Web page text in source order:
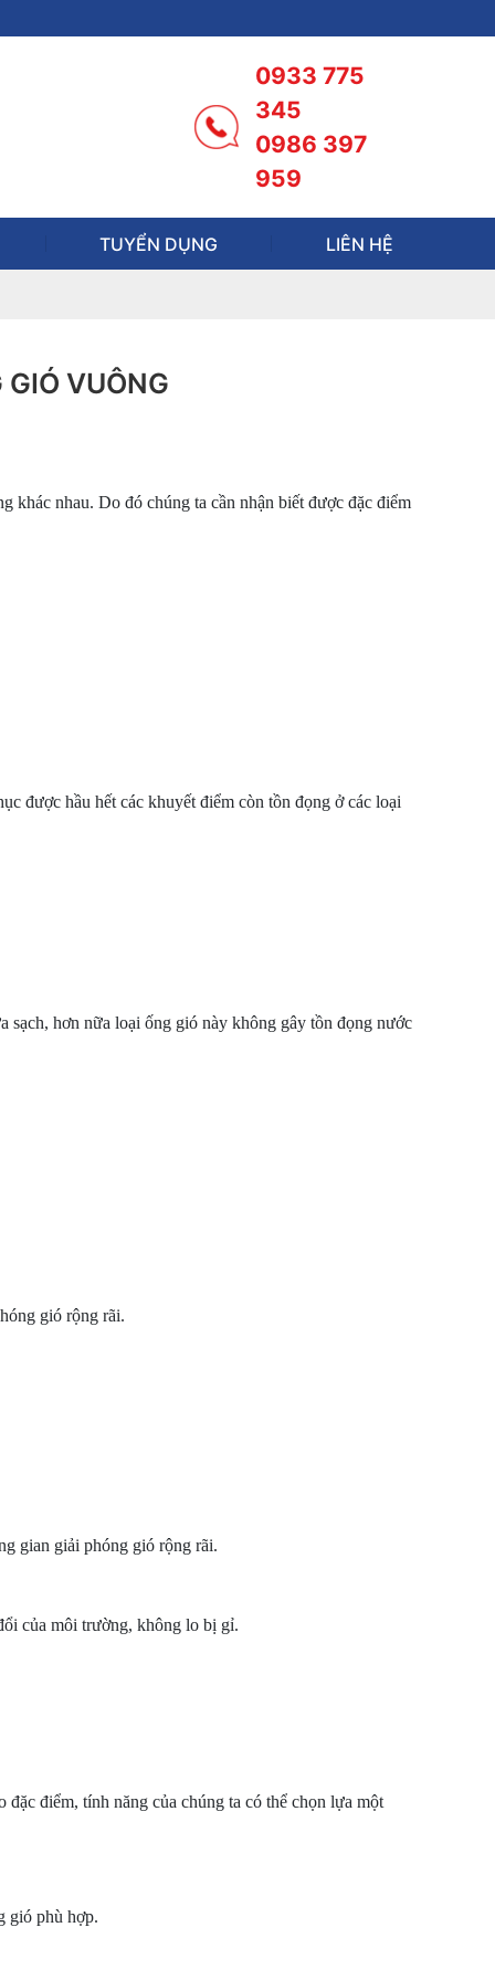
0933 775
345
0986 397
959
TUYỂN DỤNG LIÊN HỆ
VUÔNG
nhau. Do đó chúng ta cần nhận biết được đặc điểm
được hầu hết các khuyết điểm còn tồn đọng ở các loại
sạch, hơn nữa loại ống gió này không gây tồn đọng nước
gió rộng rãi.
gian giải phóng gió rộng rãi.
của môi trường, không lo bị gỉ.
điểm, tính năng của chúng ta có thể chọn lựa một
gió phù hợp.